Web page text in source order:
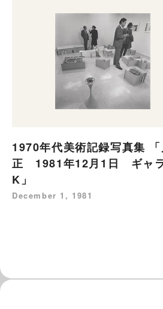
1970年代美術記録写真集
正 1981年12月1日 ギャ
K」
December 1, 1981